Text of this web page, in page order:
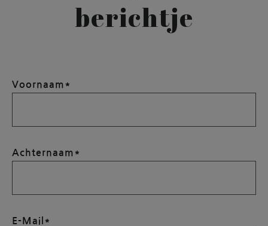
berichtje
Voornaam*
Achternaam*
E-Mail*